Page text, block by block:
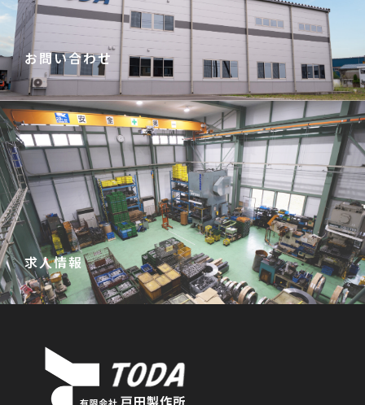
お問い合わせ
お問い合わせこちらから→
求人情報